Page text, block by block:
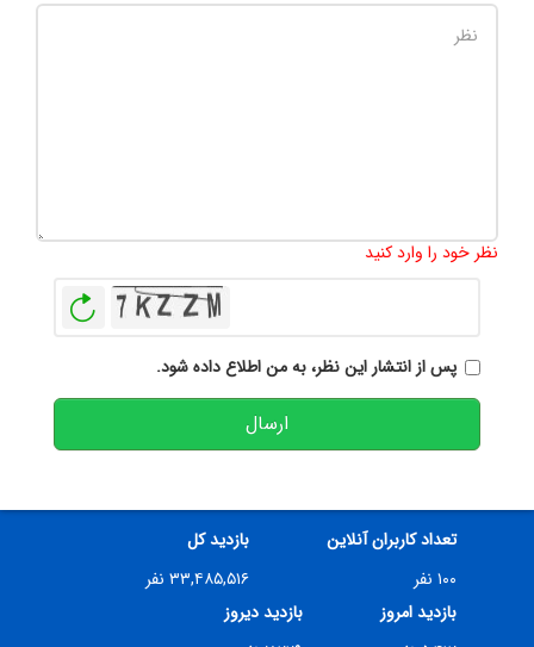
نظر خود را وارد کنید
پس از انتشار این نظر، به من اطلاع داده شود.
ارسال
تعداد کاربران آنلاین
۱۰۰ نفر
بازدید کل
۳۳,۴۸۵,۵۱۶ نفر
بازدید امروز
بازدید دیروز